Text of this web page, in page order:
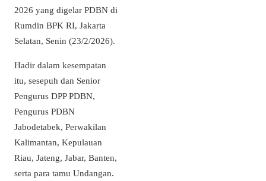
2026 yang digelar PDBN di
Rumdin BPK RI, Jakarta
Selatan, Senin (23/2/2026).
Hadir dalam kesempatan
itu, sesepuh dan Senior
Pengurus DPP PDBN,
Pengurus PDBN
Jabodetabek, Perwakilan
Kalimantan, Kepulauan
Riau, Jateng, Jabar, Banten,
serta para tamu Undangan.